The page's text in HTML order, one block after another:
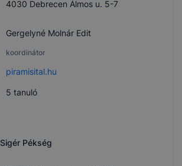
4030 Debrecen Álmos u. 5-7
Gergelyné Molnár Edit
koordinátor
piramisital.hu
5 tanuló
Sigér Pékség